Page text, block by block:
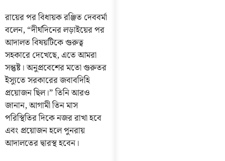
রায়ের পর বিধায়ক রঞ্জিত দেববর্মা
বলেন, “দীর্ঘদিনের লড়াইয়ের পর
আদালত বিষয়টিকে গুরুত্ব
সহকারে দেখেছে, এতে আমরা
সন্তুষ্ট। অনুপ্রবেশের মতো গুরুতর
ইস্যুতে সরকারের জবাবদিহি
প্রয়োজন ছিল।” তিনি আরও
জানান, আগামী তিন মাস
পরিস্থিতির দিকে নজর রাখা হবে
এবং প্রয়োজন হলে পুনরায়
আদালতের দ্বারস্থ হবেন।